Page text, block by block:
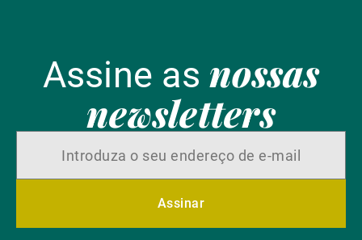
Assine as nossas
newsletters
Assinar